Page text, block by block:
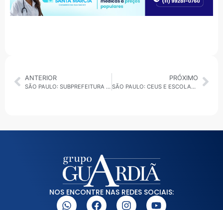
ANTERIOR
SÃO PAULO: SUBPREFEITURA DO BUTANTÃ OFERECE ECOPONTOS NA REGIÃO
PRÓXIMO
SÃO PAULO: CEUS E ESCOLAS ABERTAS FUNCIONAM NORMALMENTE NO FERIADO DO ANIVERSÁRIO DA CIDADE NESTE DOMINGO
NOS ENCONTRE NAS REDES SOCIAIS: